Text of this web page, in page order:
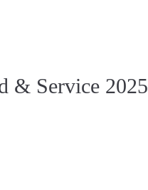
& Service 2025